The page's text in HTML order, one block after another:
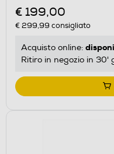
€ 199,00
€ 299,99 consigliato
Acquisto online:
Ritiro in negozio in 30'